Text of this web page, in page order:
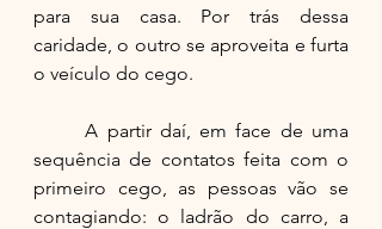
para sua casa. Por trás dessa
caridade, o outro se aproveita e furta
o veículo do cego.
	A partir daí, em face de uma
sequência de contatos feita com o
primeiro cego, as pessoas vão se
contagiando: o ladrão do carro, a